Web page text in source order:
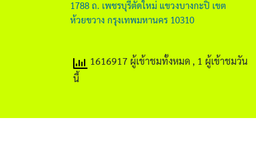
1788 ถ. เพชรบุรีตัดใหม่ แขวงบางกะปิ เขต
ห้วยขวาง กรุงเทพมหานคร 10310
1616917 ผู้เข้าชมทั้งหมด , 1 ผู้เข้าชมวัน
นี้